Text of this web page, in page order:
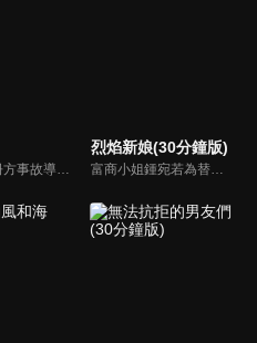
一場工地坍方事故導致尤尤家破人亡。衝動之下前去尋仇，卻誤傷安國軒之子齊東，被迫遠走他鄉。齊東暗中救她，隱瞞身世守護多年，只為揭開父親的陰謀。五年後，尤尤化名歸來，捲入星耀集團繼承權爭鬥。她與齊東歷經誤解與聯手，終查明父母冤案。真相大白，惡人伏法，兩人攜手走出黑暗，迎來光明未來。
烈焰新娘(30分鐘版)
富商小姐鍾宛若為替未婚夫劉子潤復仇，假意投誠敵對的夏軍，卻不料遭到夏軍少帥沐少離威脅強娶，由此各懷算計的倆人成為了夫妻，並在一系列鬥智鬥勇的婚後生活中愛上了彼此。而就在兩人濃情時，鍾宛若意外得知了沐少離的真實身份，在彼此的不信任和軍閥爭霸的陰謀下，相愛的倆人開始了互相折磨 。